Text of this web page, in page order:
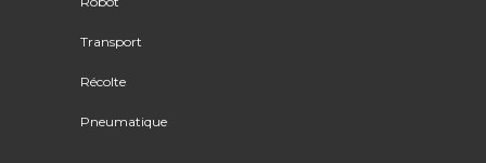
Transport
Récolte
Pneumatique